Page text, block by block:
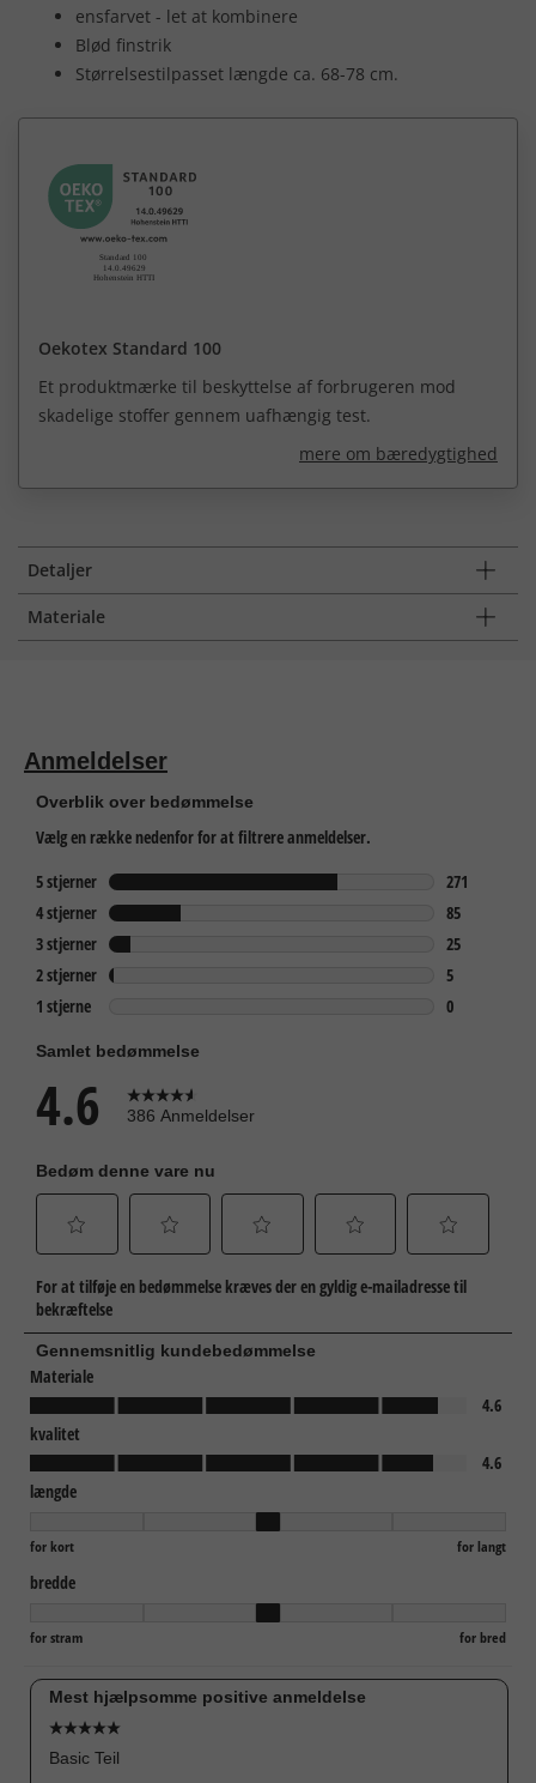
ensfarvet - let at kombinere
Blød finstrik
Størrelsestilpasset længde ca. 68-78 cm.
Oekotex Standard 100
Et produktmærke til beskyttelse af forbrugeren mod
skadelige stoffer gennem uafhængig test.
mere om bæredygtighed
Detaljer
Materiale